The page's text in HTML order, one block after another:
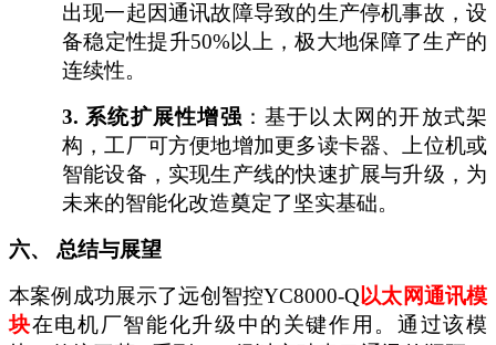
出现一起因通讯故障导致的生产停机事故，设
备稳定性提升50%以上，极大地保障了生产的
连续性。
3. 系统扩展性增强 ：基于以太网的开放式架
构，工厂可方便地增加更多读卡器、上位机或
智能设备，实现生产线的快速扩展与升级，为
未来的智能化改造奠定了坚实基础。
六、
总结与展望
本案例成功展示了远创智控YC8000-Q 以太网通讯模
块在电机厂智能化升级中的关键作用。通过该模